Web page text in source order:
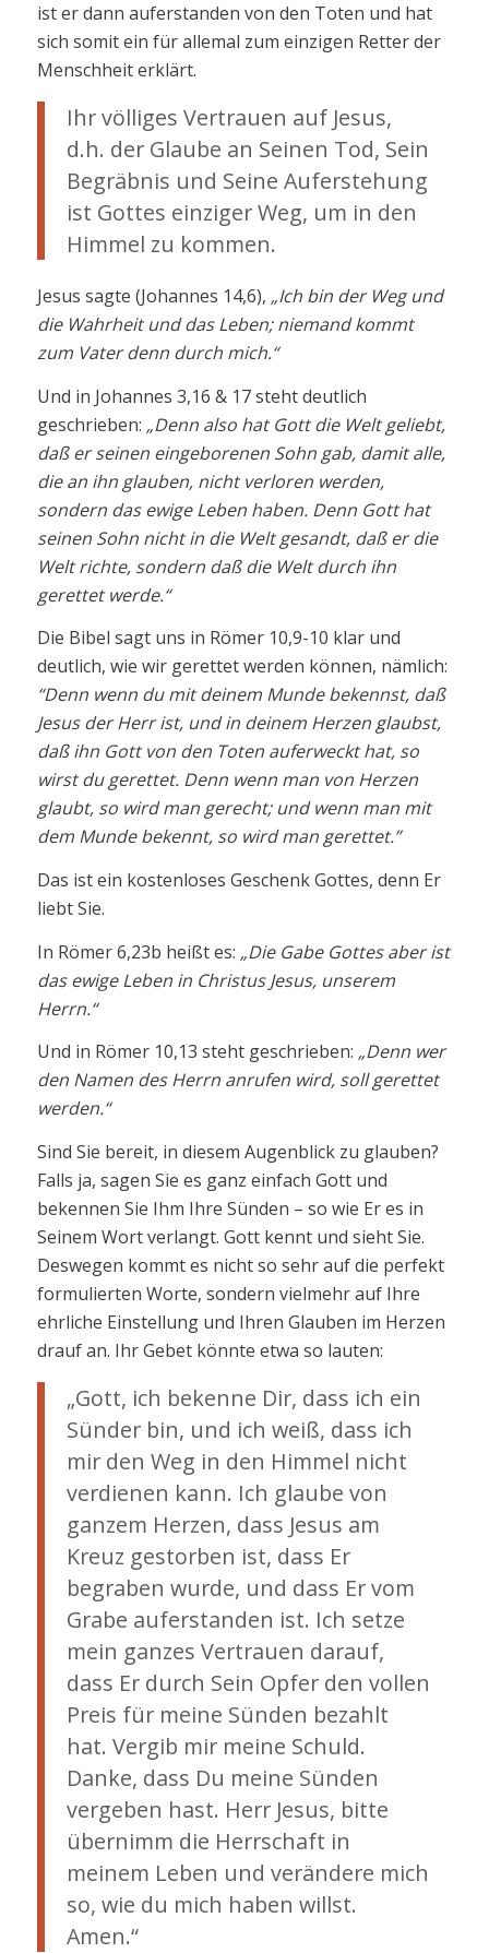
ist er dann auferstanden von den Toten und hat
sich somit ein für allemal zum einzigen Retter der
Menschheit erklärt.
Ihr völliges Vertrauen auf Jesus,
d.h. der Glaube an Seinen Tod, Sein
Begräbnis und Seine Auferstehung
ist Gottes einziger Weg, um in den
Himmel zu kommen.
Jesus sagte (Johannes 14,6), „Ich bin der Weg und
die Wahrheit und das Leben; niemand kommt
zum Vater denn durch mich.“
Und in Johannes 3,16 & 17 steht deutlich
geschrieben: „Denn also hat Gott die Welt geliebt,
daß er seinen eingeborenen Sohn gab, damit alle,
die an ihn glauben, nicht verloren werden,
sondern das ewige Leben haben. Denn Gott hat
seinen Sohn nicht in die Welt gesandt, daß er die
Welt richte, sondern daß die Welt durch ihn
gerettet werde.“
Die Bibel sagt uns in Römer 10,9-10 klar und
deutlich, wie wir gerettet werden können, nämlich:
“Denn wenn du mit deinem Munde bekennst, daß
Jesus der Herr ist, und in deinem Herzen glaubst,
daß ihn Gott von den Toten auferweckt hat, so
wirst du gerettet. Denn wenn man von Herzen
glaubt, so wird man gerecht; und wenn man mit
dem Munde bekennt, so wird man gerettet.”
Das ist ein kostenloses Geschenk Gottes, denn Er
liebt Sie.
In Römer 6,23b heißt es: „Die Gabe Gottes aber ist
das ewige Leben in Christus Jesus, unserem
Herrn.“
Und in Römer 10,13 steht geschrieben: „Denn wer
den Namen des Herrn anrufen wird, soll gerettet
werden.“
Sind Sie bereit, in diesem Augenblick zu glauben?
Falls ja, sagen Sie es ganz einfach Gott und
bekennen Sie Ihm Ihre Sünden – so wie Er es in
Seinem Wort verlangt. Gott kennt und sieht Sie.
Deswegen kommt es nicht so sehr auf die perfekt
formulierten Worte, sondern vielmehr auf Ihre
ehrliche Einstellung und Ihren Glauben im Herzen
drauf an. Ihr Gebet könnte etwa so lauten:
„Gott, ich bekenne Dir, dass ich ein
Sünder bin, und ich weiß, dass ich
mir den Weg in den Himmel nicht
verdienen kann. Ich glaube von
ganzem Herzen, dass Jesus am
Kreuz gestorben ist, dass Er
begraben wurde, und dass Er vom
Grabe auferstanden ist. Ich setze
mein ganzes Vertrauen darauf,
dass Er durch Sein Opfer den vollen
Preis für meine Sünden bezahlt
hat. Vergib mir meine Schuld.
Danke, dass Du meine Sünden
vergeben hast. Herr Jesus, bitte
übernimm die Herrschaft in
meinem Leben und verändere mich
so, wie du mich haben willst.
Amen.“